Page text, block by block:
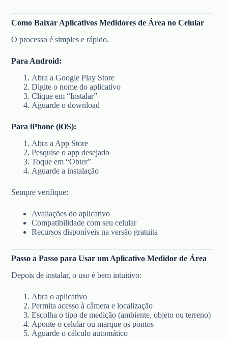
Como Baixar Aplicativos Medidores de Área no Celular
O processo é simples e rápido.
Para Android:
Abra a Google Play Store
Digite o nome do aplicativo
Clique em “Instalar”
Aguarde o download
Para iPhone (iOS):
Abra a App Store
Pesquise o app desejado
Toque em “Obter”
Aguarde a instalação
Sempre verifique:
Avaliações do aplicativo
Compatibilidade com seu celular
Recursos disponíveis na versão gratuita
Passo a Passo para Usar um Aplicativo Medidor de Área
Depois de instalar, o uso é bem intuitivo:
Abra o aplicativo
Permita acesso à câmera e localização
Escolha o tipo de medição (ambiente, objeto ou terreno)
Aponte o celular ou marque os pontos
Aguarde o cálculo automático